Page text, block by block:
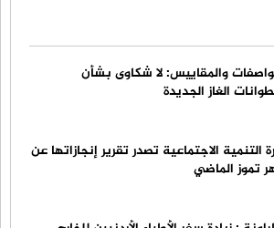
والمقاييس: لا شكاوى بشأن
الغاز الجديدة
التنمية الاجتماعية تصدر تقرير إنجازاتها عن
تموز الماضي